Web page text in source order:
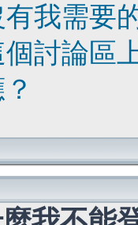
我需要
個討論區